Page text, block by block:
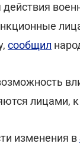
сообщил
лицами,
изменения в